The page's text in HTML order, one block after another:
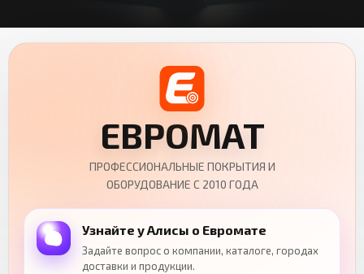
ЕВРОМАТ
ПРОФЕССИОНАЛЬНЫЕ ПОКРЫТИЯ И
ОБОРУДОВАНИЕ С 2010 ГОДА
Узнайте у Алисы о Евромате
Задайте вопрос о компании, каталоге, городах
доставки и продукции.